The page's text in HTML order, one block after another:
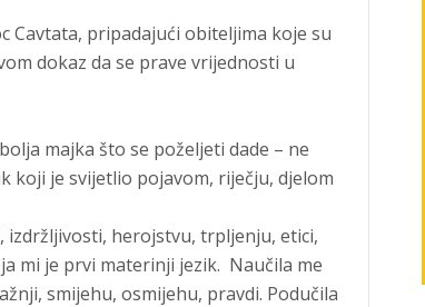
Cavtata, pripadajući obiteljima koje su
dokaz da se prave vrijednosti u
majka što se poželjeti dade – ne
koji je svijetlio pojavom, riječju, djelom
herojstvu, trpljenju, etici,
mi je prvi materinji jezik. Naučila me
smijehu, osmijehu, pravdi. Podučila